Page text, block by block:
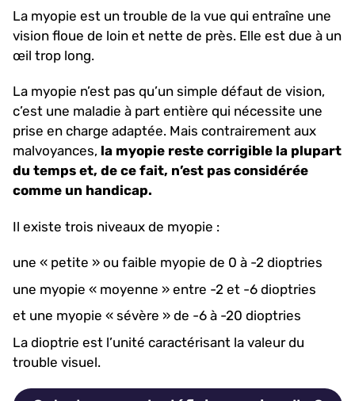
La myopie est un trouble de la vue qui entraîne une
vision floue de loin et nette de près. Elle est due à un
œil trop long.
La myopie n’est pas qu’un simple défaut de vision,
c’est une maladie à part entière qui nécessite une
prise en charge adaptée. Mais contrairement aux
malvoyances, la myopie reste corrigible la plupart
du temps et, de ce fait, n’est pas considérée
comme un handicap.
Il existe trois niveaux de myopie :
une « petite » ou faible myopie de 0 à -2 dioptries
une myopie « moyenne » entre -2 et -6 dioptries
et une myopie « sévère » de -6 à -20 dioptries
La dioptrie est l’unité caractérisant la valeur du
trouble visuel.